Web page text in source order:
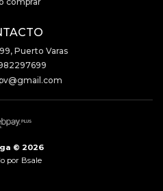
comprar
Puerto Varas
© 2026
por Bsale